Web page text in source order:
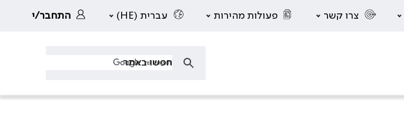
צרו קשר פעולות מהירות עברית (HE) התחבר/י